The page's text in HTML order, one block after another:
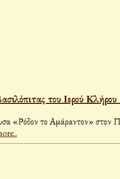
του Ιερού
«Ρόδον το Αμάραντον» στον